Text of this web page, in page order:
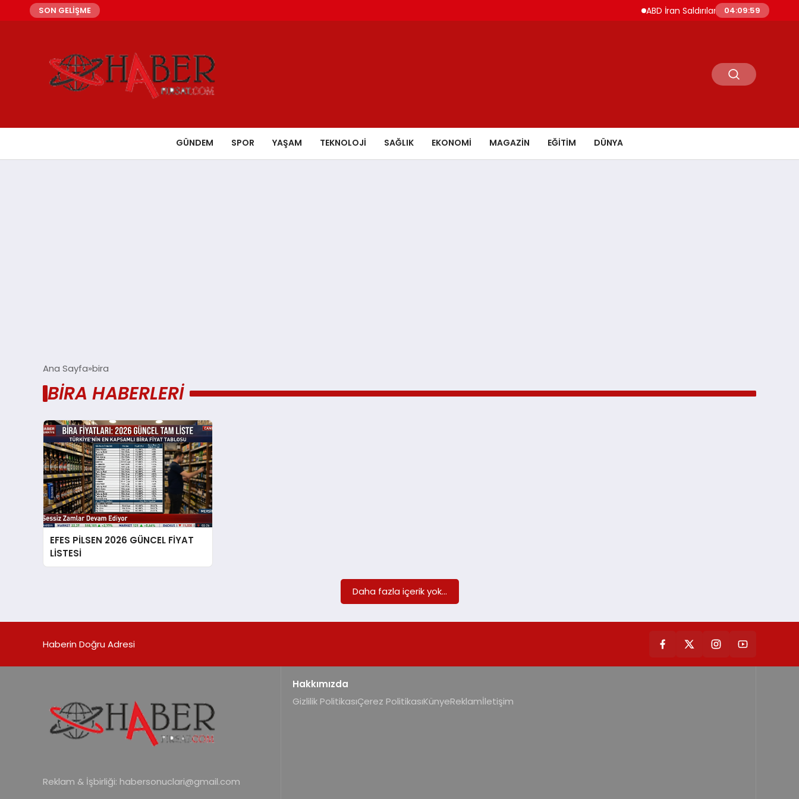
SON GELİŞME ABD İran Saldırılarını Askıya Aldı
04:09:59
GÜNDEM SPOR YAŞAM TEKNOLOJİ SAĞLIK EKONOMİ MAGAZİN EĞİTİM DÜNYA
Ana Sayfa bira
BIRA HABERLERI
EFES PİLSEN 2026 GÜNCEL FİYAT
LİSTESİ
Daha fazla içerik yok...
Haberin Doğru Adresi
Reklam & İşbirliği: habersonuclari@gmail.com
Hakkımızda
Gizlilik PolitikasıÇerez PolitikasıKünyeReklamİletişim